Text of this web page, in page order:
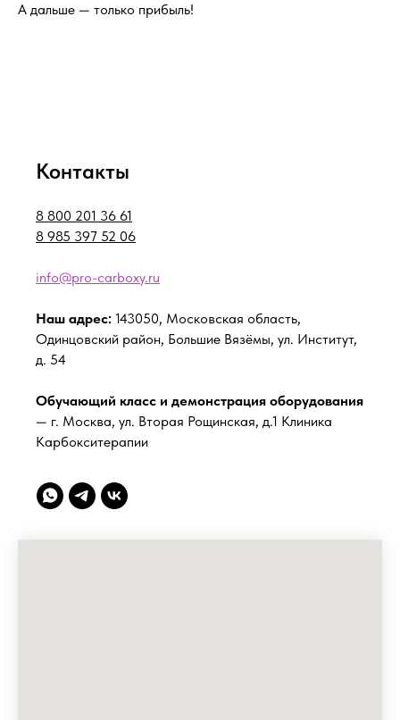
А дальше — только прибыль!
Контакты
8 800 201 36 61
8 985 397 52 06
info@pro-carboxy.ru
Наш адрес: 143050, Московская область,
Одинцовский район, Большие Вязёмы, ул. Институт,
д. 54
Обучающий класс и демонстрация оборудования
— г. Москва, ул. Вторая Рощинская, д.1 Клиника
Карбокситерапии